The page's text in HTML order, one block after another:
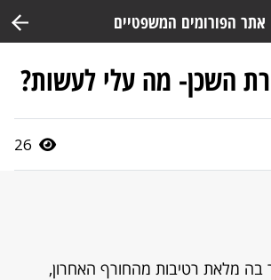
אתר הפורומים המשפטיים
השכן- מה עלי לעשות?
26
בה מלאת רטיבות מהחורף האחרון,